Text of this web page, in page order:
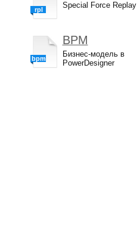
rpl Special Force Replay
bpm
BPM
Бизнес-модель в
PowerDesigner